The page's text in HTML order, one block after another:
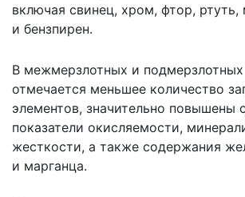
включая свинец, хром, фтор,
и бензпирен.
В межмерзлотных и подмерзлотных
отмечается меньшее количество
элементов, значительно повышены
показатели окисляемости,
жесткости, а также содержания
и марганца.